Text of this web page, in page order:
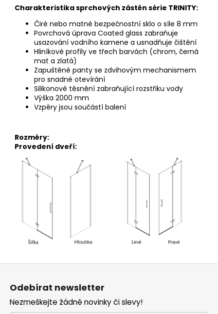
Charakteristika sprchových zástěn série TRINITY:
Čiré nebo matné bezpečnostní sklo o síle 8 mm
Povrchová úprava Coated glass zabraňuje
usazování vodního kamene a usnadňuje čištění
Hliníkové profily ve třech barvách (chrom, černá
mat a zlatá)
Zapuštěné panty se zdvihovým mechanismem
pro snadné otevírání
Silikonové těsnění zabraňující rozstřiku vody
Výška 2000 mm
Vzpěry jsou součástí balení
Rozměry:
Provedení dveří:
Odebírat newsletter
Nezmeškejte žádné novinky či slevy!